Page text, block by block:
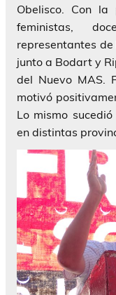
Obelisco. Con la
feministas,
representantes
junto a Bodart y
del Nuevo MAS.
motivó
Lo mismo
en distintas